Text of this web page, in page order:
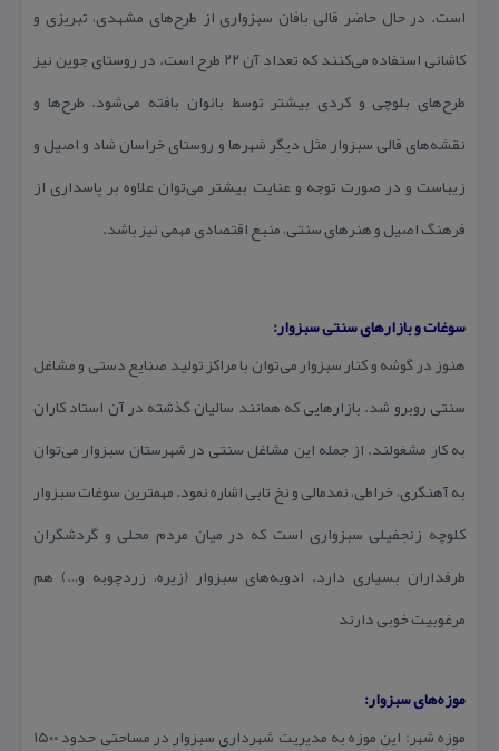
است. در حال حاضر قالی بافان سبزواری از طرح‌های مشهدی، تبریزی و
كاشانی استفاده می‌كنند كه تعداد آن ۲۲ طرح است. در روستای جوین نیز
طرح‌های بلوچی و كردی بیشتر توسط بانوان بافته می‌شود. طرح‌ها و
نقشه‌های قالی سبزوار مثل دیگر شهرها و روستای خراسان شاد و اصیل و
زیباست و در صورت توجه و عنایت بیشتر می‌توان علاوه بر پاسداری از
فرهنگ اصیل و هنرهای سنتی، منبع اقتصادی مهمی نیز باشد.
سوغات و بازارهای سنتی سبزوار:
هنوز در گوشه و كنار سبزوار می‌توان با مراكز تولید صنایع دستی و مشاغل
سنتی روبرو شد. بازارهایی كه همانند سالیان گذشته در آن استاد كاران
به كار مشغولند. از جمله این مشاغل سنتی در شهرستان سبزوار می‌توان
به آهنگری، خراطی، نمدمالی و نخ تابی اشاره نمود. مهمترین سوغات سبزوار
كلوچه زنجفیلی سبزواری است كه در میان مردم محلی و گردشگران
طرفداران بسیاری دارد. ادویه‌های سبزوار (زیره، زردچوبه و…) هم
مرغوبیت خوبی دارند
موزه‌های سبزوار:
موزه شهر: این موزه به مدیریت شهرداری سبزوار در مساحتی حدود ۱۵۰۰